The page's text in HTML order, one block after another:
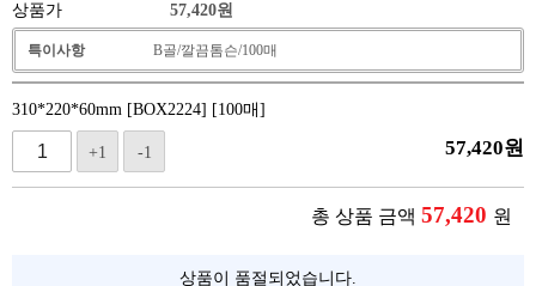
상품가 57,420원
특이사항 B골/깔끔톰슨/100매
310*220*60mm [BOX2224] [100매]
+1 -1 57,420원
총 상품 금액 57,420 원
상품이 품절되었습니다.